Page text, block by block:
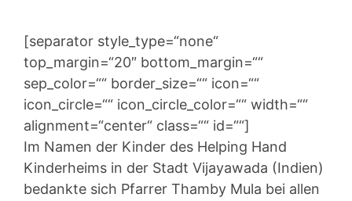
[separator style_type=“none“
top_margin=“20″ bottom_margin=““
sep_color=““ border_size=““ icon=““
icon_circle=““ icon_circle_color=““ width=““
alignment=“center“ class=““ id=““]
Im Namen der Kinder des Helping Hand
Kinderheims in der Stadt Vijayawada (Indien)
bedankte sich Pfarrer Thamby Mula bei allen